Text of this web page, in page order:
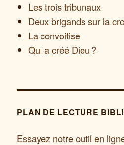
Les trois tribunaux
Deux brigands sur la
La convoitise
Qui a créé Dieu ?
PLAN DE LECTURE
Essayez notre outil en